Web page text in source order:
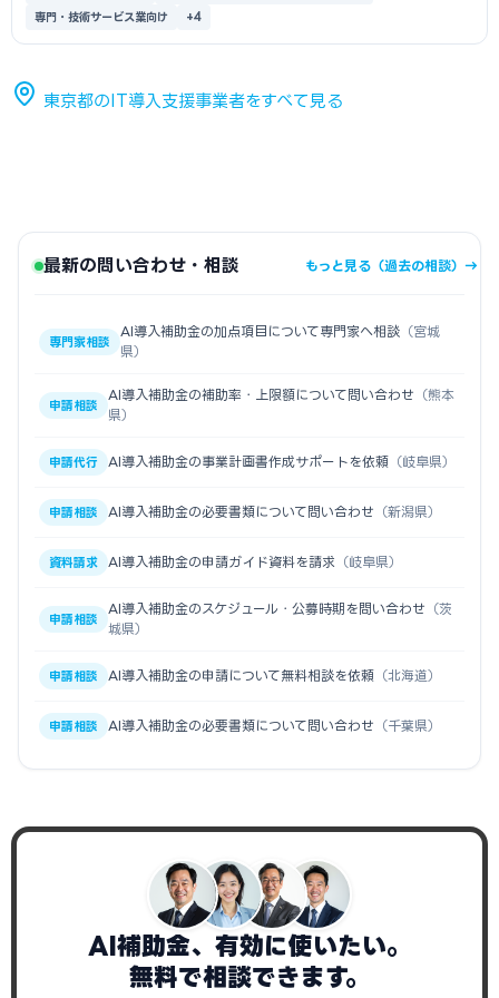
専門・技術サービス業向け
+4
東京都のIT導入支援事業者をすべて見る
最新の問い合わせ・相談 もっと見る（過去の相談）→
専門家相談
AI導入補助金の加点項目について専門家へ相談 （宮城
県）
申請相談
AI導入補助金の補助率・上限額について問い合わせ （熊本
県）
申請代行 AI導入補助金の事業計画書作成サポートを依頼 （岐阜県）
申請相談 AI導入補助金の必要書類について問い合わせ （新潟県）
資料請求 AI導入補助金の申請ガイド資料を請求 （岐阜県）
申請相談
AI導入補助金のスケジュール・公募時期を問い合わせ （茨
城県）
申請相談 AI導入補助金の申請について無料相談を依頼 （北海道）
申請相談 AI導入補助金の必要書類について問い合わせ （千葉県）
AI補助金、有効に使いたい。
無料で相談できます。